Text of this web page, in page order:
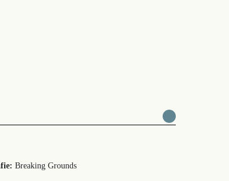
Breaking Grounds